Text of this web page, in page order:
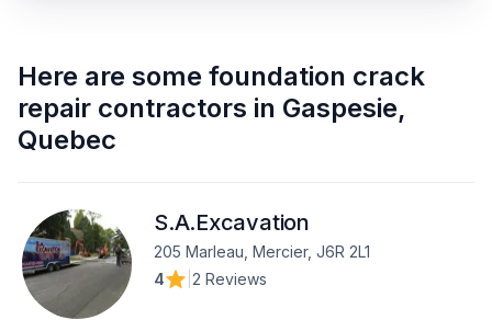
Here are some foundation crack
repair contractors in Gaspesie,
Quebec
S.A.Excavation
205 Marleau, Mercier, J6R 2L1
4
2 Reviews